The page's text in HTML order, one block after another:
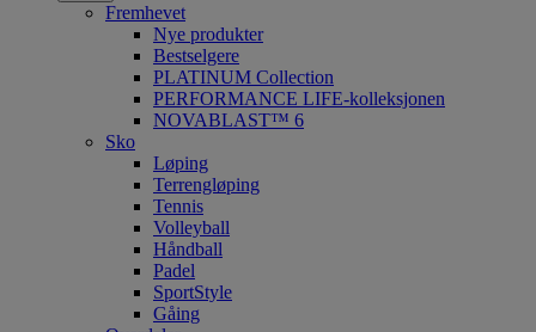
Fremhevet
Nye produkter
Bestselgere
PLATINUM Collection
PERFORMANCE LIFE-kolleksjonen
NOVABLAST™ 6
Sko
Løping
Terrengløping
Tennis
Volleyball
Håndball
Padel
SportStyle
Gåing